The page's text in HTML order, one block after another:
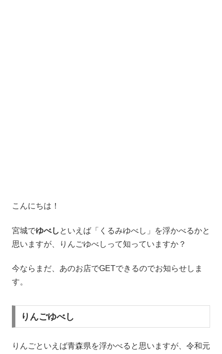
こんにちは！
宮城でゆべし といえば「くるみゆべし」を浮かべるかと
思いますが、りんごゆべしって知っていますか？
今ならまだ、あのお店でGETできるのでお知らせしま
す。
りんごゆべし
りんごといえば青森県を浮かべると思いますが、令和元